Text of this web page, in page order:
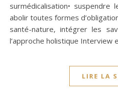
surmédicalisation•
abolir toutes formes
santé-nature, intégrer les
l’approche holistique Interview
LIRE LA